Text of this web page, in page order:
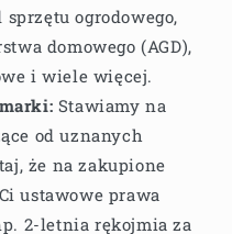
ogrodowego,
domowego (AGD),
i wiele więcej.
Stawiamy na
od uznanych
że na zakupione
ustawowe prawa
2-letnia rękojmia za